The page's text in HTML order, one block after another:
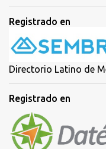
Registrado en
Directorio Latino de
Registrado en